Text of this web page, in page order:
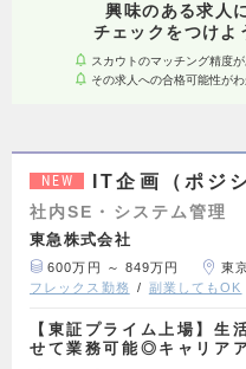
興味のある求人
チェックをつけよ
スカウトのマッチング精度
その求人への合格可能性が
NEW IT企画（ポジ
社内SE・システム管理
東急株式会社
600万円 ～ 849万円 東
フレックス勤務
副業してもOK
【東証プライム上場】生
せて業務可能◎キャリア